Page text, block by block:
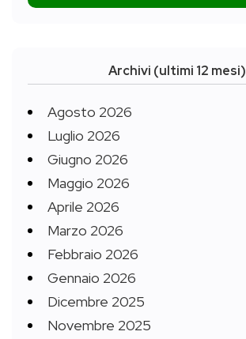
Archivi (ultimi 12 mesi)
Agosto 2026
Luglio 2026
Giugno 2026
Maggio 2026
Aprile 2026
Marzo 2026
Febbraio 2026
Gennaio 2026
Dicembre 2025
Novembre 2025